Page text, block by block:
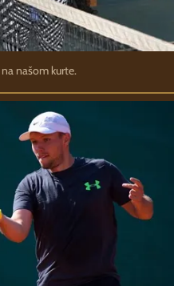
na našom kurte.